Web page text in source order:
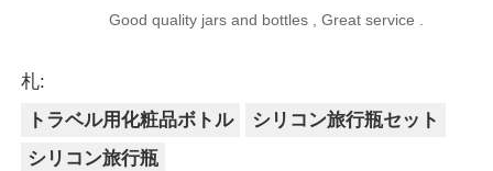
Good quality jars and bottles , Great service .
札:
トラベル用化粧品ボトル
シリコン旅行瓶セット
シリコン旅行瓶